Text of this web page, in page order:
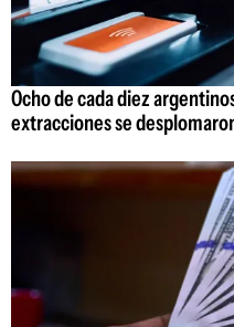
Ocho de cada diez
extracciones se